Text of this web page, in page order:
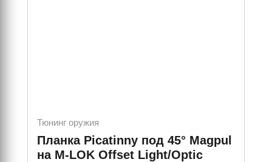
Тюнинг оружия
Планка Picatinny под 45° Magpul
на M-LOK Offset Light/Optic